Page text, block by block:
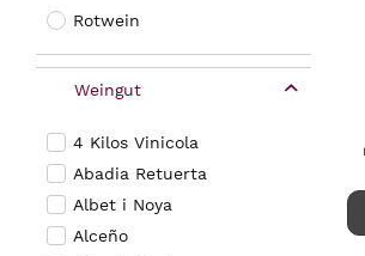
Somontano
Toro
Valencia
2015
2013
Rotwein
Weingut
4 Kilos Vinicola
Abadia Retuerta
Albet i Noya
Alceño